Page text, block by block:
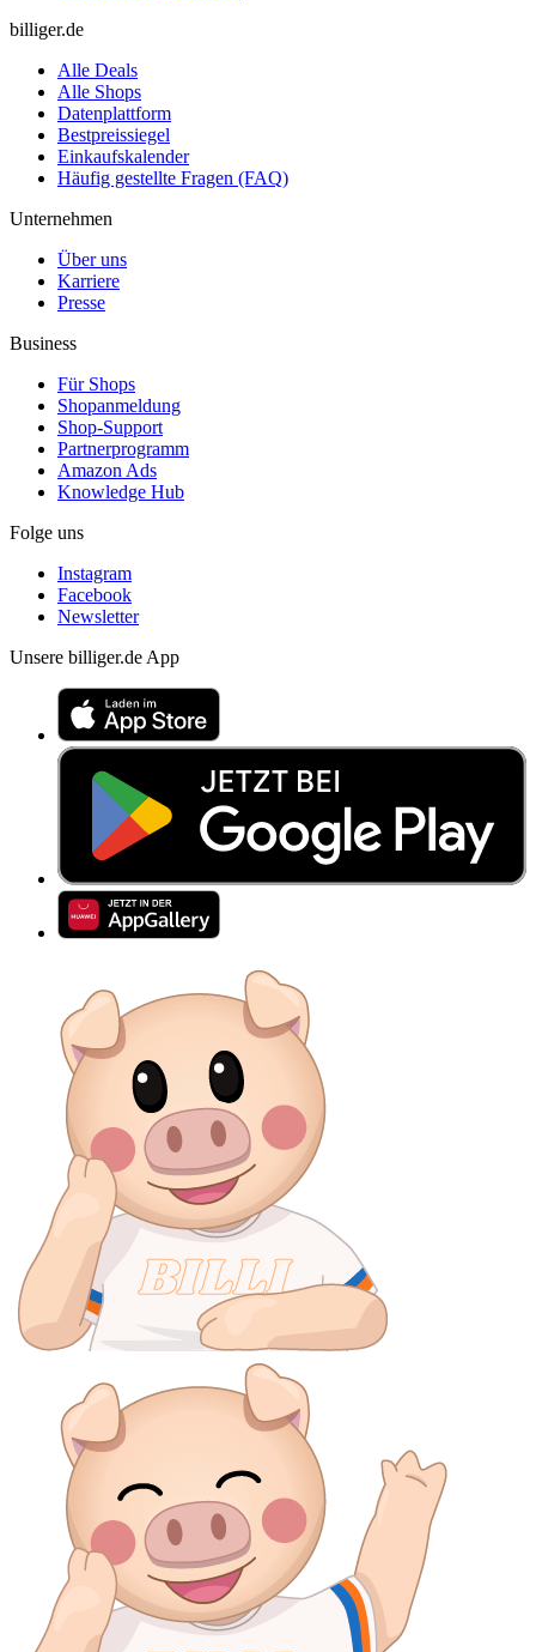
billiger.de
Alle Deals
Alle Shops
Datenplattform
Bestpreissiegel
Einkaufskalender
Häufig gestellte Fragen (FAQ)
Unternehmen
Über uns
Karriere
Presse
Business
Für Shops
Shopanmeldung
Shop-Support
Partnerprogramm
Amazon Ads
Knowledge Hub
Folge uns
Instagram
Facebook
Newsletter
Unsere billiger.de App